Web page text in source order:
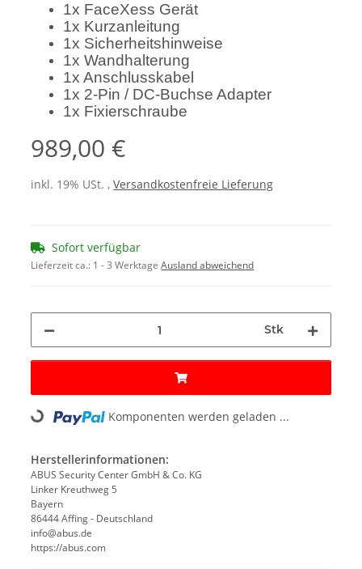
1x FaceXess Gerät
1x Kurzanleitung
1x Sicherheitshinweise
1x Wandhalterung
1x Anschlusskabel
1x 2-Pin / DC-Buchse Adapter
1x Fixierschraube
989,00 €
inkl. 19% USt. ,Versandkostenfreie Lieferung
Sofort verfügbar
Lieferzeit ca.: 1 - 3 WerktageAusland abweichend
Stk
Loading... Komponenten werden geladen ...
Herstellerinformationen:
ABUS Security Center GmbH & Co. KG
Linker Kreuthweg 5
Bayern
86444 Affing - Deutschland
info@abus.de
https://abus.com